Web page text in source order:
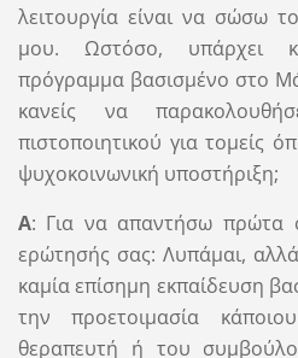
λειτουργία είναι να σώσω
μου. Ωστόσο, υπάρχει
πρόγραμμα βασισμένο στο
κανείς να
πιστοποιητικού για τομείς
ψυχοκοινωνική υποστήριξη;
Α: Για να απαντήσω πρώτα
ερώτησής σας: Λυπάμαι,
καμία επίσημη εκπαίδευση
την προετοιμασία
θεραπευτή ή του